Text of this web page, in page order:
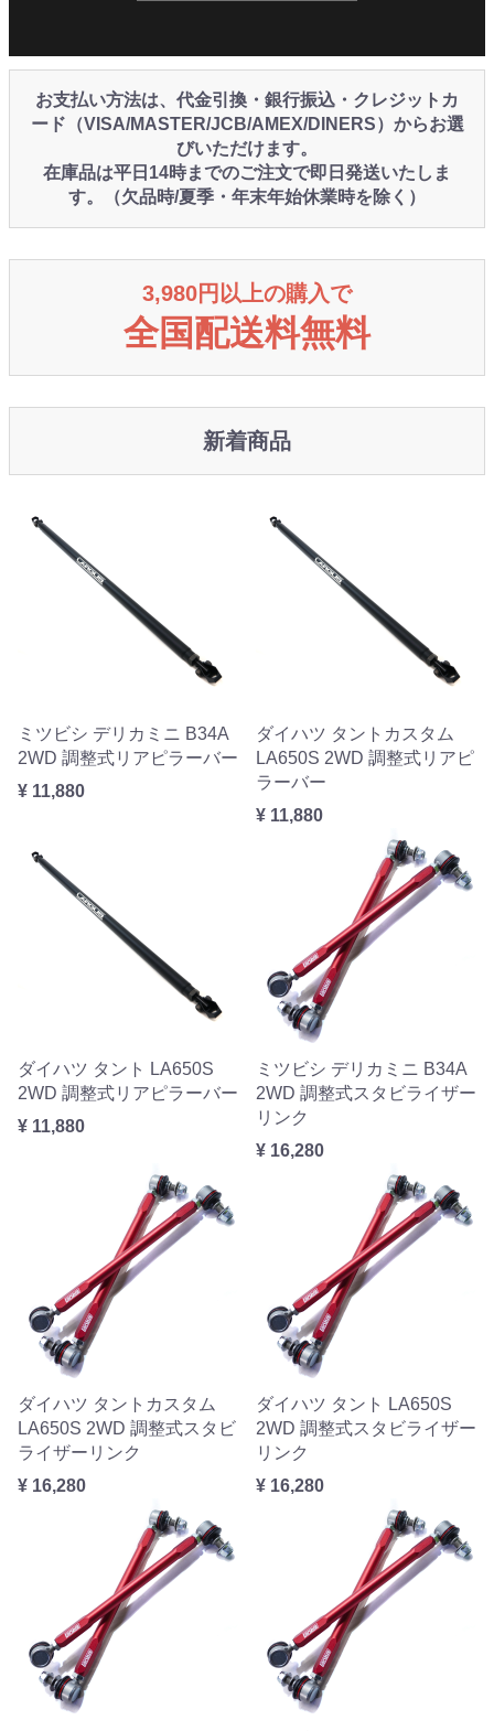
お支払い方法は、代金引換・銀行振込・クレジットカ
ード（VISA/MASTER/JCB/AMEX/DINERS）からお選
びいただけます。
在庫品は平日14時までのご注文で即日発送いたしま
す。（欠品時/夏季・年末年始休業時を除く）
3,980円以上の購入で
全国配送料無料
新着商品
ミツビシ デリカミニ B34A
2WD 調整式リアピラーバー
¥ 11,880
ダイハツ タントカスタム
LA650S 2WD 調整式リアピ
ラーバー
¥ 11,880
ダイハツ タント LA650S
2WD 調整式リアピラーバー
¥ 11,880
ミツビシ デリカミニ B34A
2WD 調整式スタビライザー
リンク
¥ 16,280
ダイハツ タントカスタム
LA650S 2WD 調整式スタビ
ライザーリンク
¥ 16,280
ダイハツ タント LA650S
2WD 調整式スタビライザー
リンク
¥ 16,280